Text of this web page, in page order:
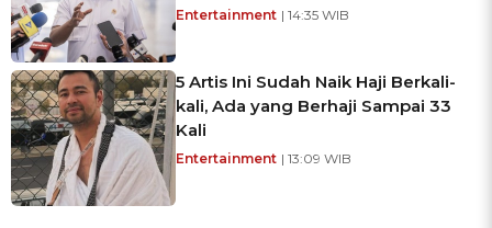
Entertainment | 14:35 WIB
5 Artis Ini Sudah Naik Haji Berkali-
kali, Ada yang Berhaji Sampai 33
Kali
Entertainment | 13:09 WIB